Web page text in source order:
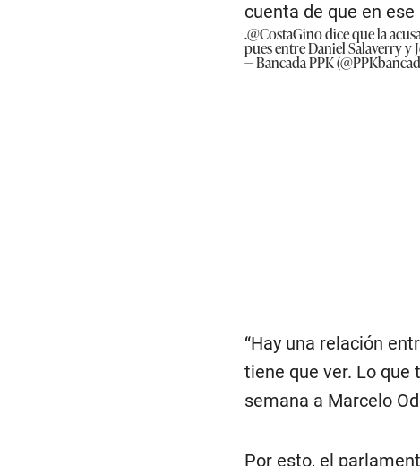
cuenta de que en
.@CostaGinodice que la
pues entre Daniel Salaverry y
— Bancada PPK
“Hay una relación
tiene que ver. Lo que
semana a Marcelo
Por esto, el